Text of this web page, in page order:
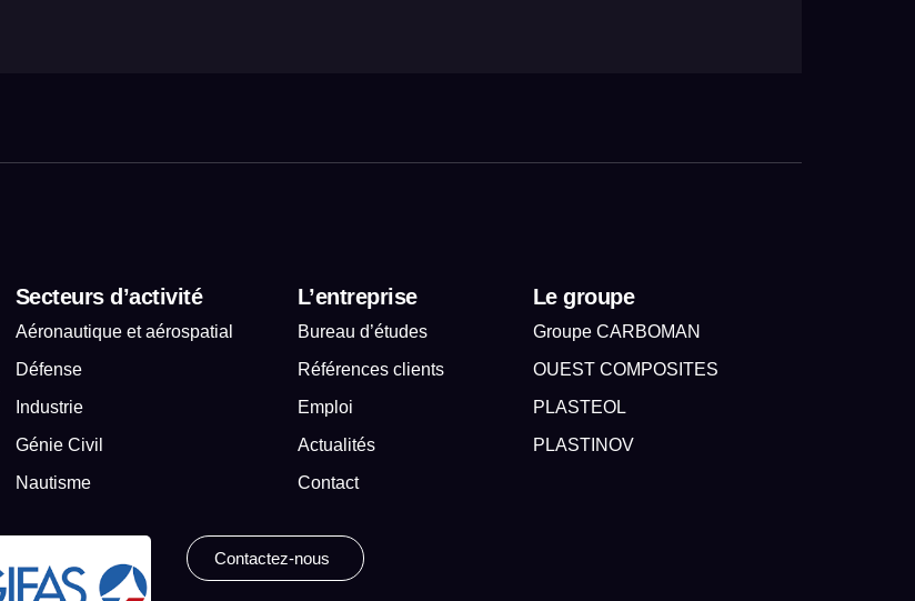
Secteurs d’activité
Aéronautique et aérospatial
Défense
Industrie
Génie Civil
Nautisme
L’entreprise
Bureau d’études
Références clients
Emploi
Actualités
Contact
Le groupe
Groupe CARBOMAN
OUEST COMPOSITES
PLASTEOL
PLASTINOV
Contactez-nous